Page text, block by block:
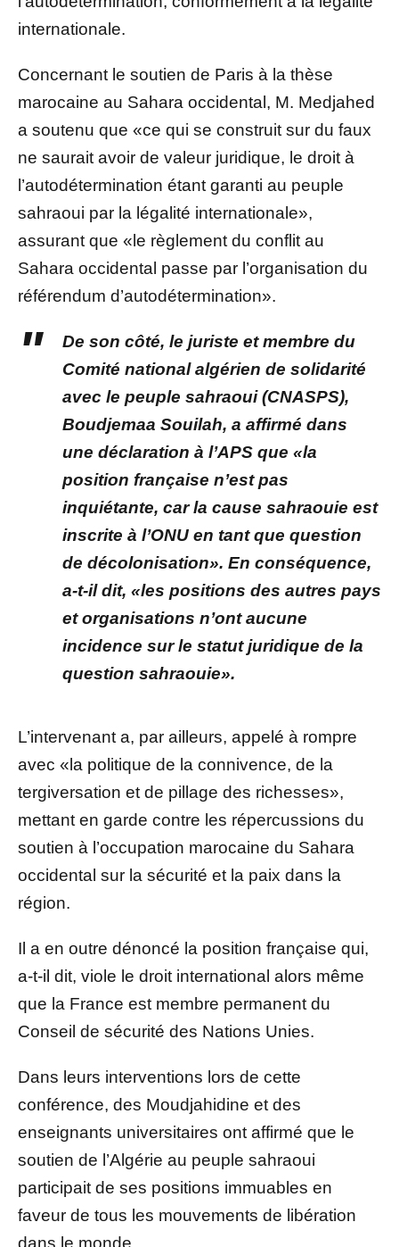
internationale.
Concernant le soutien de Paris à la thèse
marocaine au Sahara occidental, M. Medjahed
a soutenu que «ce qui se construit sur du faux
ne saurait avoir de valeur juridique, le droit à
l’autodétermination étant garanti au peuple
sahraoui par la légalité internationale»,
assurant que «le règlement du conflit au
Sahara occidental passe par l’organisation du
référendum d’autodétermination».
De son côté, le juriste et membre du
Comité national algérien de solidarité
avec le peuple sahraoui (CNASPS),
Boudjemaa Souilah, a affirmé dans
une déclaration à l’APS que «la
position française n’est pas
inquiétante, car la cause sahraouie est
inscrite à l’ONU en tant que question
de décolonisation». En conséquence,
a-t-il dit, «les positions des autres pays
et organisations n’ont aucune
incidence sur le statut juridique de la
question sahraouie».
L’intervenant a, par ailleurs, appelé à rompre
avec «la politique de la connivence, de la
tergiversation et de pillage des richesses»,
mettant en garde contre les répercussions du
soutien à l’occupation marocaine du Sahara
occidental sur la sécurité et la paix dans la
région.
Il a en outre dénoncé la position française qui,
a-t-il dit, viole le droit international alors même
que la France est membre permanent du
Conseil de sécurité des Nations Unies.
Dans leurs interventions lors de cette
conférence, des Moudjahidine et des
enseignants universitaires ont affirmé que le
soutien de l’Algérie au peuple sahraoui
participait de ses positions immuables en
faveur de tous les mouvements de libération
dans le monde.